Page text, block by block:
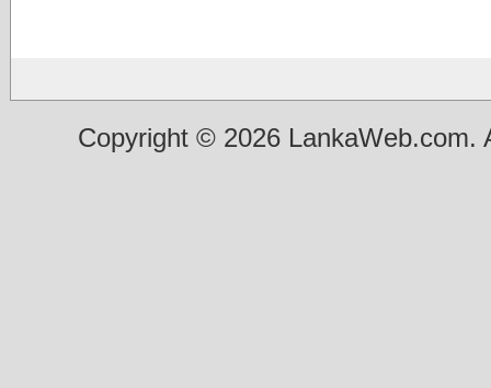
Copyright © 2026 LankaWeb.com.